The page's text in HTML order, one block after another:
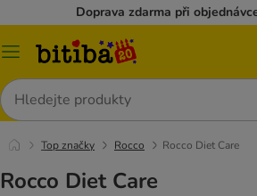
Doprava zdarma při
Kategorie
Hledat
Top značky Rocco Rocco Diet Care
Rocco Diet Care